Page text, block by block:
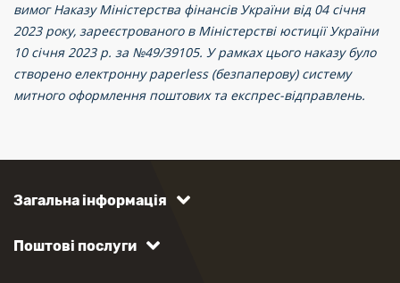
вимог Наказу Міністерства фінансів України від 04 січня
2023 року, зареєстрованого в Міністерстві юстиції України
10 січня 2023 р. за №49/39105. У рамках цього наказу було
створено електронну paperless (безпаперову) систему
митного оформлення поштових та експрес-відправлень.
Загальна інформація
Поштові послуги